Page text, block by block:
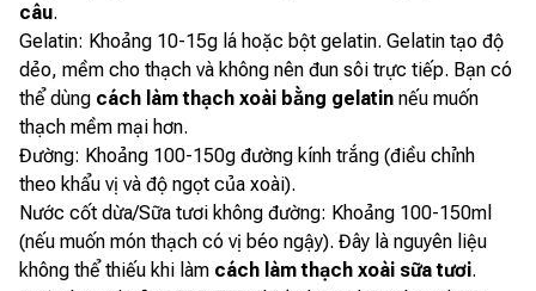
câu.
Gelatin: Khoảng 10-15g lá hoặc bột gelatin. Gelatin tạo độ
dẻo, mềm cho thạch và không nên đun sôi trực tiếp. Bạn có
thể dùng cách làm thạch xoài bằng gelatin nếu muốn
thạch mềm mại hơn.
Đường: Khoảng 100-150g đường kính trắng (điều chỉnh
theo khẩu vị và độ ngọt của xoài).
Nước cốt dừa/Sữa tươi không đường: Khoảng 100-150ml
(nếu muốn món thạch có vị béo ngậy). Đây là nguyên liệu
không thể thiếu khi làm cách làm thạch xoài sữa tươi.